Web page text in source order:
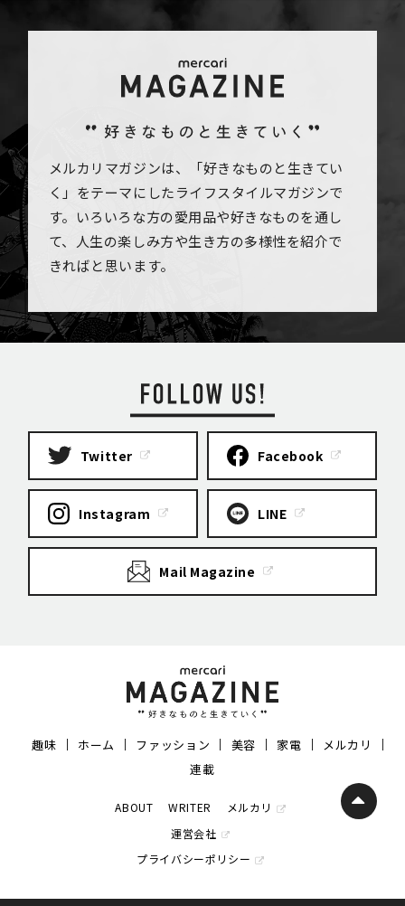
メルカリマガジンは、「好きなものと生きてい
く」をテーマにしたライフスタイルマガジンで
す。いろいろな方の愛用品や好きなものを通し
て、人生の楽しみ方や生き方の多様性を紹介で
きればと思います。
Twitter Facebook
Instagram LINE
Mail Magazine
趣味 ホーム ファッション 美容 家電
メルカリ
連載
ABOUT WRITER
メルカリ
運営会社
プライバシーポリシー